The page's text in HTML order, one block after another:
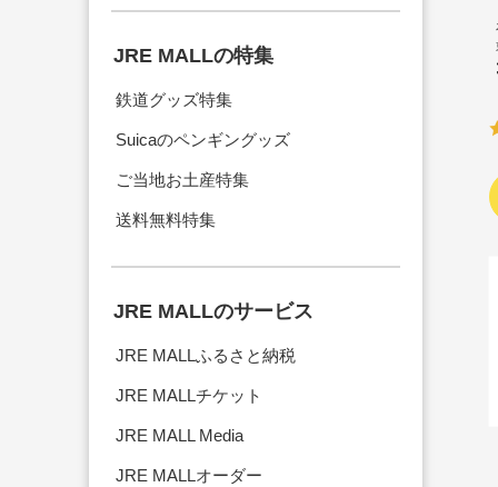
JRE MALLの特集
鉄道グッズ特集
Suicaのペンギングッズ
ご当地お土産特集
送料無料特集
JRE MALLのサービス
JRE MALLふるさと納税
JRE MALLチケット
JRE MALL Media
JRE MALLオーダー